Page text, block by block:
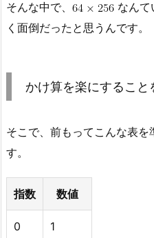
そんな中で、
なん
く面倒だったと思うんです。
かけ算を楽にすること
そこで、前もってこんな表
す。
指数 数値
0 1